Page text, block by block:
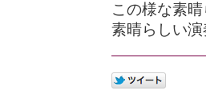
この様な素
素晴らしい